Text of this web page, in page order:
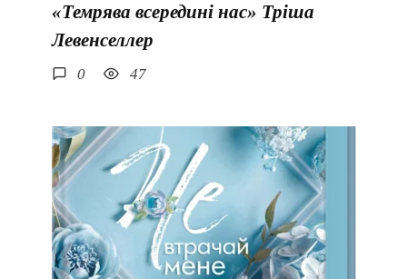
«Темрява всередині нас» Тріша
Левенселлер
0 47